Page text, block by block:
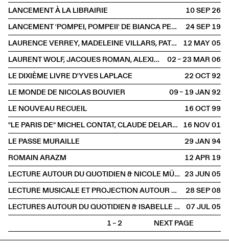
LANCEMENT À LA LIBRAIRIE
10 SEP2026
LANCEMENT 'POMPEI, POMPEII' DE BIANCA PEDRINA
24 SEP2019
LAURENCE VERREY, MADELEINE VILLARS, PATRICK AMSTUTZ
12 MAY2005
LAURENT WOLF, JACQUES ROMAN, ALEXIS SCHWARZENBACH
02 – 23 MAR2006
LE DIXIÈME LIVRE D'YVES LAPLACE
22 OCT1992
LE MONDE DE NICOLAS BOUVIER
09 – 19 JAN1992
LE NOUVEAU RECUEIL
16 OCT1999
"LE PARIS DE" MICHEL CONTAT, CLAUDE DELARUE & BERNARD COMMENT 16 NOV2001
LE PASSE MURAILLE
29 JAN1994
ROMAIN ARAZM
12 APR2019
LECTURE AUTOUR DU QUOTIDIEN & NICOLE MÜLLER 23 JUN2005
LECTURE MUSICALE ET PROJECTION AUTOUR D'ANNEMARIE SCHWARZENBACH
28 SEP2008
LECTURES AUTOUR DU QUOTIDIEN & ISABELLE FLÜKIGER
07 JUL2005
1 – 2
NEXT PAGE